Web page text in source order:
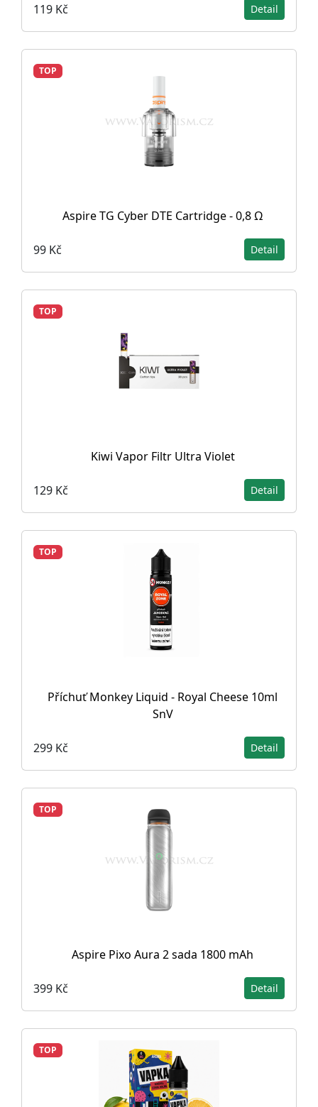
119 Kč Detail
TOP
Aspire TG Cyber DTE Cartridge - 0,8 Ω
99 Kč Detail
TOP
Kiwi Vapor Filtr Ultra Violet
129 Kč Detail
TOP
Příchuť Monkey Liquid - Royal Cheese 10ml
SnV
299 Kč Detail
TOP
Aspire Pixo Aura 2 sada 1800 mAh
399 Kč Detail
TOP